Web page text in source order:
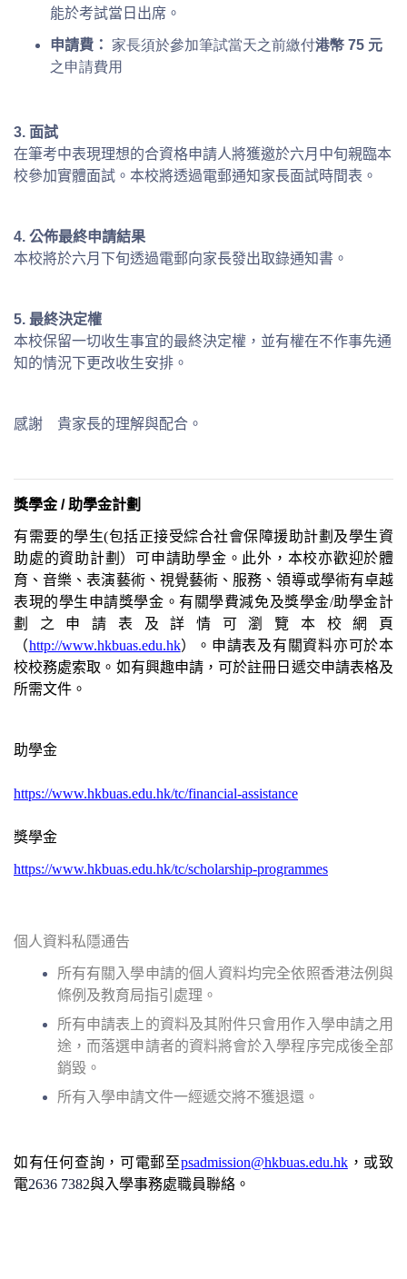
能於考試當日出席。
申請費： 家長須於參加筆試當天之前繳付港幣 75 元
之申請費用
3. 面試
在筆考中表現理想的合資格申請人將獲邀於六月中旬親臨本
校參加實體面試。本校將透過電郵通知家長面試時間表。
4. 公佈最終申請結果
本校將於六月下旬透過電郵向家長發出取錄通知書。
5. 最終決定權
本校保留一切收生事宜的最終決定權，並有權在不作事先通
知的情況下更改收生安排。
感謝 貴家長的理解與配合。
獎學金 /助學金計劃
有需要的學生(包括正接受綜合社會保障援助計劃及學生資
助處的資助計劃）可申請助學金。此外，本校亦歡迎於體
育、音樂、表演藝術、視覺藝術、服務、領導或學術有卓越
表現的學生申請獎學金。有關學費減免及獎學金/助學金計
劃之申請表及詳情可瀏覽本校網頁
（http://www.hkbuas.edu.hk）。申請表及有關資料亦可於本
校校務處索取。如有興趣申請，可於註冊日遞交申請表格及
所需文件 。
助學金
https://www.hkbuas.edu.hk/tc/financial-assistance
獎學金
https://www.hkbuas.edu.hk/tc/scholarship-programmes
個人資料私隱通告
所有有關入學申請的個人資料均完全依照香港法例與
條例及教育局指引處理。
所有申請表上的資料及其附件只會用作入學申請之用
途，而落選申請者的資料將會於入學程序完成後全部
銷毀。
所有入學申請文件一經遞交將不獲退還。
如有任何查詢，可電郵至psadmission@hkbuas.edu.hk， 或致
電2636 7382與入學事務處職員聯絡 。